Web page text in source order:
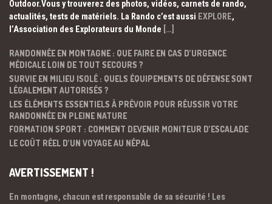
Outdoor.Vous y trouverez des photos, vidéos, carnets de rando,
actualités, tests de matériels. La Rando c’est aussi EXPLORE,
l’Association des Explorateurs du Monde […]
RANDONNÉE EN MONTAGNE : QUE FAIRE EN CAS D’URGENCE
MÉDICALE LOIN DE TOUT SECOURS ?
SURVIE EN MILIEU ISOLÉ : QUELS ÉQUIPEMENTS DE DÉFENSE SONT
LÉGALEMENT AUTORISÉS ?
LES ÉLÉMENTS ESSENTIELS À PRÉVOIR POUR RÉUSSIR VOTRE
RANDONNÉE EN PLEINE NATURE
FORMATION SPORT : COMMENT DEVENIR MONITEUR D’ESCALADE
LE COÛT RÉEL D’UN VOYAGE AU NÉPAL
AVERTISSEMENT !
En montagne, chacun est responsable de sa sécurité ! Les